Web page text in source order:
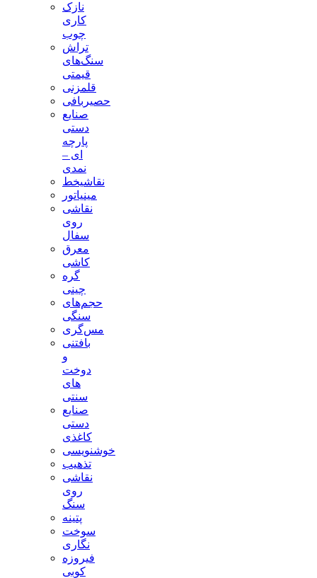
نازک
کاری
چوب
تراش
سنگ‌های
قیمتی
قلمزنی
حصیربافی
صنایع
دستی
پارچه
ای –
نمدی
نقاشیخط
مینیاتور
نقاشی
روی
سفال
معرق
کاشی
گره
چینی
حجم‌های
سنگی
مس‌گری
بافتنی‌
و
دوخت
های
سنتی
صنایع
دستی
کاغذی
خوشنویسی
تذهیب
نقاشی
روی
سنگ
پتینه
سوخت
نگاری
فیروزه
کوبی